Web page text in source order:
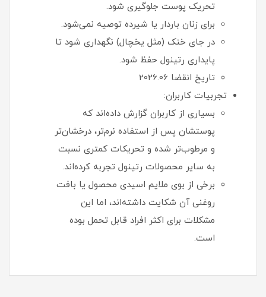
تحریک پوست جلوگیری شود.
برای زنان باردار یا شیرده توصیه نمی‌شود.
در جای خنک (مثل یخچال) نگهداری شود تا
پایداری رتینول حفظ شود.
تاریخ انقضا 2026.06
تجربیات کاربران:
بسیاری از کاربران گزارش داده‌اند که
پوستشان پس از استفاده نرم‌تر، درخشان‌تر
و مرطوب‌تر شده و تحریکات کمتری نسبت
به سایر محصولات رتینول تجربه کرده‌اند.
برخی از بوی ملایم اسیدی محصول یا بافت
روغنی آن شکایت داشته‌اند، اما این
مشکلات برای اکثر افراد قابل تحمل بوده
است.